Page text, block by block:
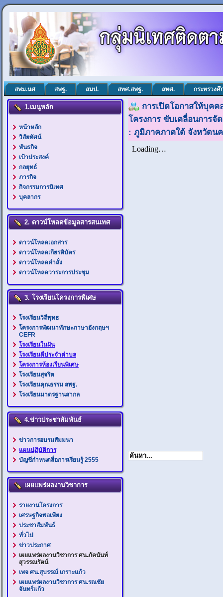
สพม.นศ สพฐ. สมป. สทศ.สพฐ. สทศ. กระทรวงศึ
1.เมนูหลัก
หน้าหลัก
วิสัยทัศน์
พันธกิจ
เป้าประสงค์
กลยุทธ์
ภารกิจ
กิจกรรมการนิเทศ
บุคลากร
2. ดาวน์โหลดข้อมูลสารสนเทศ
ดาวน์โหลดเอกสาร
ดาวน์โหลดเกียรติบัตร
ดาวน์โหลดคำสั่ง
ดาวน์โหลดวาระการประชุม
3. โรงเรียนโครงการพิเศษ
โรงเรียนวิถีพุทธ
โครงการพัฒนาทักษะภาษาอังกฤษฯ
CEFR
โรงเรียนในฝัน
โรงเรียนดีประจำตำบล
โครงการห้องเรียนพิเศษ
โรงเรียนสุจริต
โรงเรียนคุณธรรม สพฐ.
โรงเรียนมาตรฐานสากล
4.ข่าวประชาสัมพันธ์
ข่าวการอบรมสัมมนา
แผนปฏิบัติการ
บัญชีกำหนดสื่อการเรียนรู้ 2555
เผยแพร่ผลงานวิชาการ
รายงานโครงการ
เศรษฐกิจพอเพียง
ประชาสัมพันธ์
ทั่วไป
ข่าวประกาศ
เผยแพร่ผลงานวิชาการ ศน.ภัคนันท์
สุวรรณรัตน์
เพจ ศน.สุบรรณ์ เกราะแก้ว
เผยแพร่ผลงานวิชาการ ศน.รณชัย
จันทร์แก้ว
การเปิดโอกาสให้บุค
โครงการ ขับเคลื่อนการจั
: ภูมิภาคภาคใต้ จังหวัดน